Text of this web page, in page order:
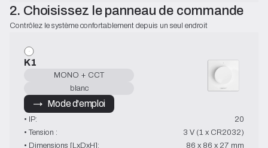
2. Choisissez le panneau de commande
Contrôlez le système confortablement depuis un seul endroit
K1
MONO + CCT
blanc
→   Mode d'emploi
• IP:
20
• Tension :
3 V (1 x CR2032)
• Dimensions [LxDxH]:
86 x 86 x 27 mm